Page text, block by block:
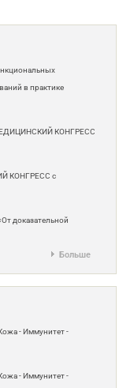
в практике
КОНГРЕСС
КОНГРЕСС с
доказательной
Больше
- Иммунитет -
- Иммунитет -